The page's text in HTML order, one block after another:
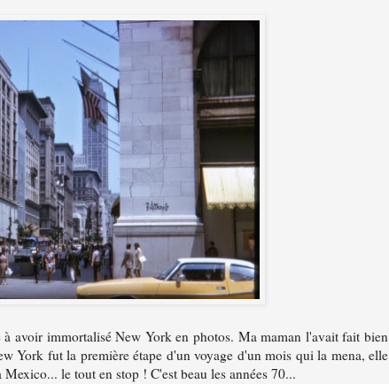
avoir immortalisé New York en photos. Ma maman l'avait fait bien
York fut la première étape d'un voyage d'un mois qui la mena, elle
le tout en stop ! C'est beau les années 70...